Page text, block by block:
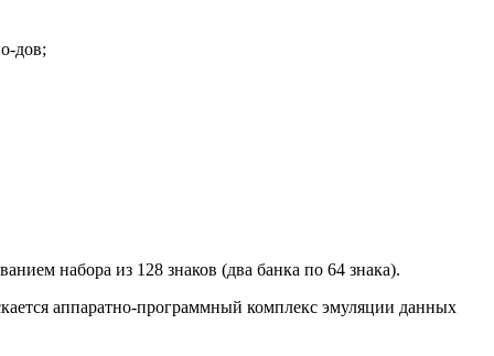
дов;
набора из 128 знаков (два банка по 64 знака).
аппаратно-программный комплекс эмуляции данных